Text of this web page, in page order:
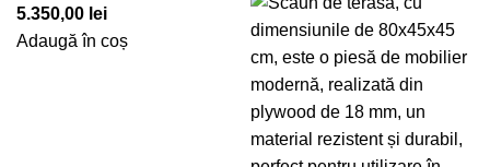
5.350,00 lei
Adaugă în coș